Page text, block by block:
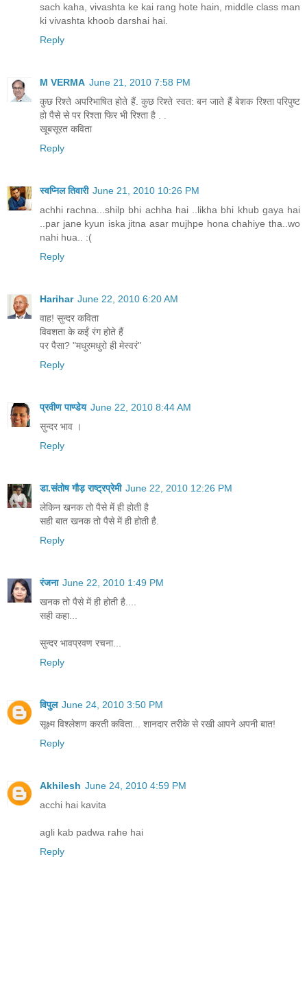
sach kaha, vivashta ke kai rang hote hain, middle class man
ki vivashta khoob darshai hai.
Reply
M VERMA June 21, 2010 7:58 PM
कुछ रिश्ते अपरिभाषित होते हैं. कुछ रिश्ते स्वत: बन जाते हैं बेशक रिश्ता परिपुष्ट
हो पैसे से पर रिश्ता फिर भी रिश्ता है . .
खूबसूरत कविता
Reply
स्वप्निल तिवारी June 21, 2010 10:26 PM
achhi rachna...shilp bhi achha hai ..likha bhi khub gaya hai
..par jane kyun iska jitna asar mujhpe hona chahiye tha..wo
nahi hua.. :(
Reply
Harihar June 22, 2010 6:20 AM
वाह! सुन्दर कविता
विवशता के कईं रंग होते हैं
पर पैसा? "मधुरमधुरो ही मेस्वरं"
Reply
प्रवीण पाण्डेय June 22, 2010 8:44 AM
सुन्दर भाव ।
Reply
डा.संतोष गौड़ राष्ट्रप्रेमी June 22, 2010 12:26 PM
लेकिन खनक तो पैसे में ही होती है
सही बात खनक तो पैसे में ही होती है.
Reply
रंजना June 22, 2010 1:49 PM
खनक तो पैसे में ही होती है....
सही कहा...
सुन्दर भावप्रवण रचना...
Reply
विपुल June 24, 2010 3:50 PM
सूक्ष्म विश्लेशण करती कविता... शानदार तरीके से रखी आपने अपनी बात!
Reply
Akhilesh June 24, 2010 4:59 PM
acchi hai kavita
agli kab padwa rahe hai
Reply